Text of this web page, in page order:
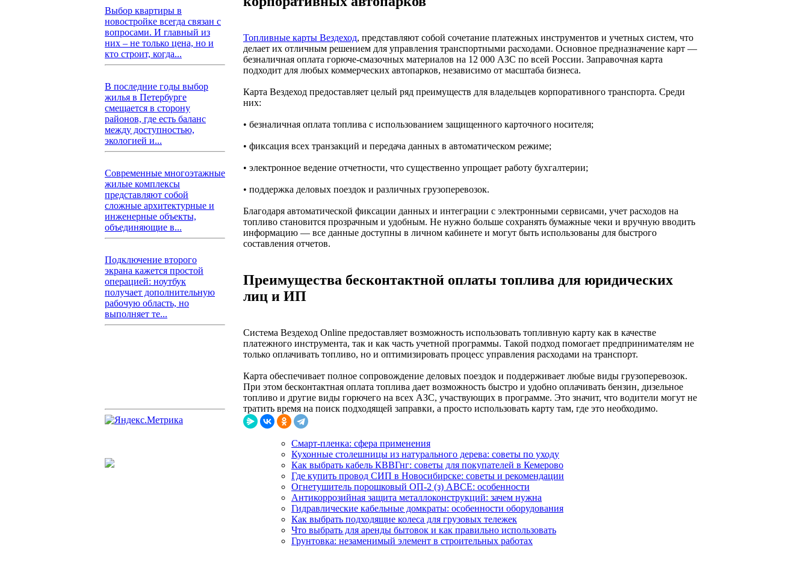
Выбор квартиры в
новостройке всегда связан с
вопросами. И главный из
них – не только цена, но и
кто строит, когда...
В последние годы выбор
жилья в Петербурге
смещается в сторону
районов, где есть баланс
между доступностью,
экологией и...
Современные многоэтажные
жилые комплексы
представляют собой
сложные архитектурные и
инженерные объекты,
объединяющие в...
Подключение второго
экрана кажется простой
операцией: ноутбук
получает дополнительную
рабочую область, но
выполняет те...
Топливные карты Вездеход, представляют собой сочетание платежных инструментов и учетных систем, что
делает их отличным решением для управления транспортными расходами. Основное предназначение карт —
безналичная оплата горюче-смазочных материалов на 12 000 АЗС по всей России. Заправочная карта
подходит для любых коммерческих автопарков, независимо от масштаба бизнеса.
Карта Вездеход предоставляет целый ряд преимуществ для владельцев корпоративного транспорта. Среди
них:
• безналичная оплата топлива с использованием защищенного карточного носителя;
• фиксация всех транзакций и передача данных в автоматическом режиме;
• электронное ведение отчетности, что существенно упрощает работу бухгалтерии;
• поддержка деловых поездок и различных грузоперевозок.
Благодаря автоматической фиксации данных и интеграции с электронными сервисами, учет расходов на
топливо становится прозрачным и удобным. Не нужно больше сохранять бумажные чеки и вручную вводить
информацию — все данные доступны в личном кабинете и могут быть использованы для быстрого
составления отчетов.
Преимущества бесконтактной оплаты топлива для юридических
лиц и ИП
Система Вездеход Online предоставляет возможность использовать топливную карту как в качестве
платежного инструмента, так и как часть учетной программы. Такой подход помогает предпринимателям не
только оплачивать топливо, но и оптимизировать процесс управления расходами на транспорт.
Карта обеспечивает полное сопровождение деловых поездок и поддерживает любые виды грузоперевозок.
При этом бесконтактная оплата топлива дает возможность быстро и удобно оплачивать бензин, дизельное
топливо и другие виды горючего на всех АЗС, участвующих в программе. Это значит, что водители могут не
тратить время на поиск подходящей заправки, а просто использовать карту там, где это необходимо.
Смарт-пленка: сфера применения
Кухонные столешницы из натурального дерева: советы по уходу
Как выбрать кабель КВВГнг: советы для покупателей в Кемерово
Где купить провод СИП в Новосибирске: советы и рекомендации
Огнетушитель порошковый ОП-2 (з) АВСЕ: особенности
Антикоррозийная защита металлоконструкций: зачем нужна
Гидравлические кабельные домкраты: особенности оборудования
Как выбрать подходящие колеса для грузовых тележек
Что выбрать для аренды бытовок и как правильно использовать
Грунтовка: незаменимый элемент в строительных работах